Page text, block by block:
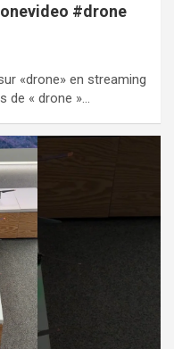
#drone
«drone» en streaming
de « drone »…